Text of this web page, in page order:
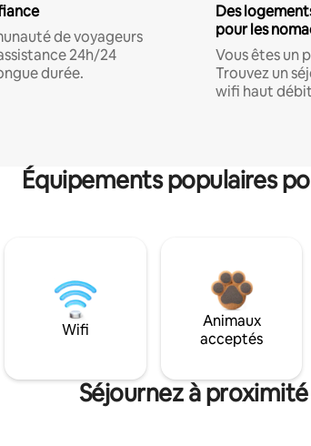
de voyageurs
24h/24
durée.
Des
pour les
Vous êtes un
Trouvez un
wifi haut
Équipements populaires
Wifi
Animaux
acceptés
Séjournez à